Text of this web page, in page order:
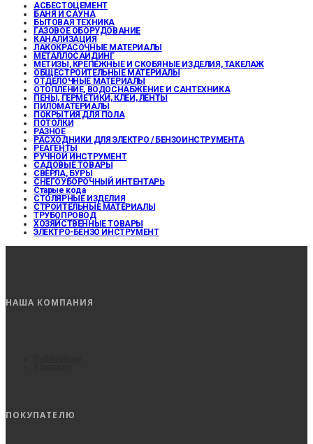
АСБЕСТОЦЕМЕНТ
БАНЯ И САУНА
БЫТОВАЯ ТЕХНИКА
ГАЗОВОЕ ОБОРУДОВАНИЕ
КАНАЛИЗАЦИЯ
ЛАКОКРАСОЧНЫЕ МАТЕРИАЛЫ
МЕТАЛЛОСАЙДИНГ
МЕТИЗЫ, КРЕПЕЖНЫЕ И СКОБЯНЫЕ ИЗДЕЛИЯ, ТАКЕЛАЖ
ОБЩЕСТРОИТЕЛЬНЫЕ МАТЕРИАЛЫ
ОТДЕЛОЧНЫЕ МАТЕРИАЛЫ
ОТОПЛЕНИЕ, ВОДОСНАБЖЕНИЕ И САНТЕХНИКА
ПЕНЫ, ГЕРМЕТИКИ, КЛЕИ, ЛЕНТЫ
ПИЛОМАТЕРИАЛЫ
ПОКРЫТИЯ ДЛЯ ПОЛА
ПОТОЛКИ
РАЗНОЕ
РАСХОДНИКИ ДЛЯ ЭЛЕКТРО / БЕНЗОИНСТРУМЕНТА
РЕАГЕНТЫ
РУЧНОЙ ИНСТРУМЕНТ
САДОВЫЕ ТОВАРЫ
СВЕРЛА, БУРЫ
СНЕГОУБОРОЧНЫЙ ИНТЕНТАРЬ
Старые кода
СТОЛЯРНЫЕ ИЗДЕЛИЯ
СТРОИТЕЛЬНЫЕ МАТЕРИАЛЫ
ТРУБОПРОВОД
ХОЗЯЙСТВЕННЫЕ ТОВАРЫ
ЭЛЕКТРО-БЕНЗО ИНСТРУМЕНТ
НАША КОМПАНИЯ
ПОКУПАТЕЛЮ